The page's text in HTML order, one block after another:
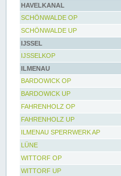
HAVELKANAL
SCHÖNWALDE OP
SCHÖNWALDE UP
IJSSEL
IJSSELKOP
ILMENAU
BARDOWICK OP
BARDOWICK UP
FAHRENHOLZ OP
FAHRENHOLZ UP
ILMENAU SPERRWERK AP
LÜNE
WITTORF OP
WITTORF UP